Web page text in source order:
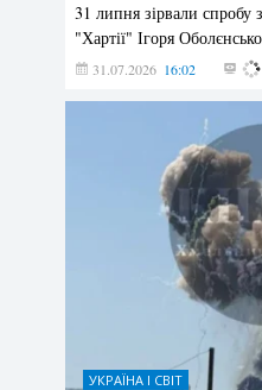
31 липня зірвали спробу
"Хартії" Ігоря
31.07.2026 16:02 190
УКРАЇНА І СВІТ